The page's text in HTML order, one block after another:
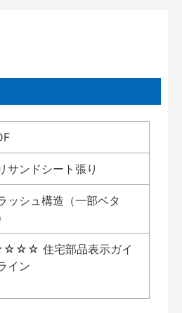
サンドシート張り
ッシュ構造（一部ベタ
住宅部品表示ガイ
イン